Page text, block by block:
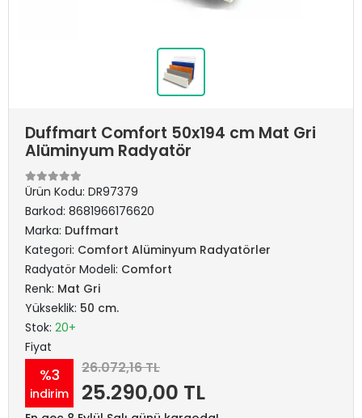
Duffmart Comfort 50x194 cm Mat Gri
Alüminyum Radyatör
Ürün Kodu: DR97379
Barkod: 8681966176620
Marka: Duffmart
Kategori: Comfort Alüminyum Radyatörler
Radyatör Modeli: Comfort
Renk: Mat Gri
Yükseklik: 50 cm.
Stok: 20+
Fiyat
%3
indirim
26.072,16 TL
25.290,00 TL